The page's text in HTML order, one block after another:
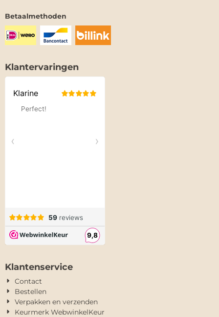
Betaalmethoden
Klantervaringen
Klantenservice
Contact
Bestellen
Verpakken en verzenden
Keurmerk WebwinkelKeur